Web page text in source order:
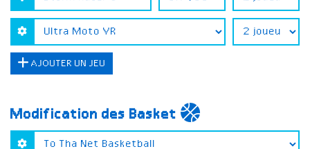
AJOUTER UN JEU
Modification des Basket